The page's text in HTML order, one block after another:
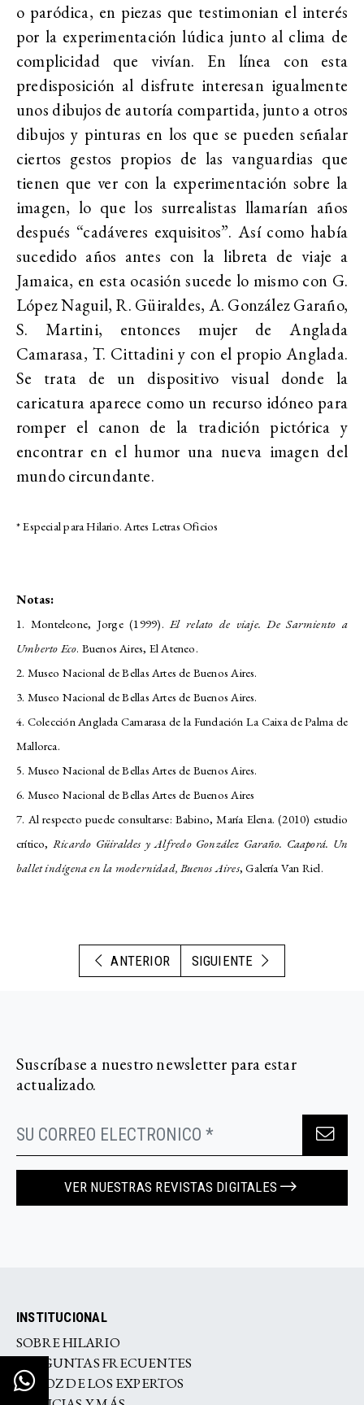
o paródica, en piezas que testimonian el interés
por la experimentación lúdica junto al clima de
complicidad que vivían. En línea con esta
predisposición al disfrute interesan igualmente
unos dibujos de autoría compartida, junto a otros
dibujos y pinturas en los que se pueden señalar
ciertos gestos propios de las vanguardias que
tienen que ver con la experimentación sobre la
imagen, lo que los surrealistas llamarían años
después “cadáveres exquisitos”. Así como había
sucedido años antes con la libreta de viaje a
Jamaica, en esta ocasión sucede lo mismo con G.
López Naguil, R. Güiraldes, A. González Garaño,
S. Martini, entonces mujer de Anglada
Camarasa, T. Cittadini y con el propio Anglada.
Se trata de un dispositivo visual donde la
caricatura aparece como un recurso idóneo para
romper el canon de la tradición pictórica y
encontrar en el humor una nueva imagen del
mundo circundante.
* Especial para Hilario. Artes Letras Oficios
Notas:
1. Monteleone, Jorge (1999).El relato de viaje. De Sarmiento a
Umberto Eco. Buenos Aires, El Ateneo.
2. Museo Nacional de Bellas Artes de Buenos Aires.
3. Museo Nacional de Bellas Artes de Buenos Aires.
4. Colección Anglada Camarasa de la Fundación La Caixa de Palma de
Mallorca.
5. Museo Nacional de Bellas Artes de Buenos Aires.
6. Museo Nacional de Bellas Artes de Buenos Aires
7. Al respecto puede consultarse: Babino, María Elena. (2010) estudio
crítico, Ricardo Güiraldes y Alfredo González Garaño. Caaporá. Un
ballet indígena en la modernidad, Buenos Aires, Galería Van Riel.
ANTERIOR SIGUIENTE
Suscríbase a nuestro newsletter para estar
actualizado.
VER NUESTRAS REVISTAS DIGITALES
INSTITUCIONAL
SOBRE HILARIO
PREGUNTAS FRECUENTES
LA VOZ DE LOS EXPERTOS